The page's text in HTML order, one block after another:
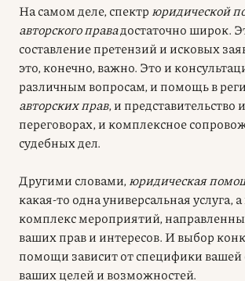
На самом деле, спектр юридической
авторского правадостаточно широк.
составление претензий и исковых
это, конечно, важно. Это и
различным вопросам, и помощь в
авторских прав, и представительство
переговорах, и комплексное
судебных дел.
Другими словами, юридическая
какая-то одна универсальная услуга,
комплекс мероприятий,
ваших прав и интересов. И выбор
помощи зависит от специфики вашей
ваших целей и возможностей.